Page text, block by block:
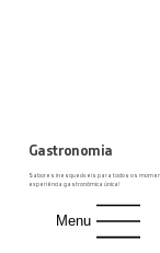
Gastronomia
Sabores inesquecíveis para todos os
experiência gastronômica única!
Menu